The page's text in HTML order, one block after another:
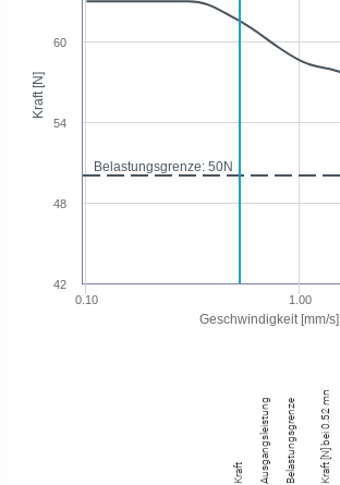
Geschwindigkeit [mm/s]
Kraft [N]
Belastungsgrenze: 50N
1.00
0.10
42
48
54
60
Kraft Ausgangsleistung Belastungsgrenze Kraft [N] bei 0.52 mm/s